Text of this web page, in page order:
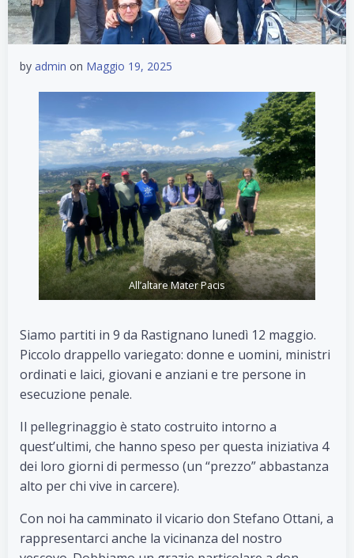
by admin on Maggio 19, 2025
All’altare Mater Pacis
Siamo partiti in 9 da Rastignano lunedì 12 maggio.
Piccolo drappello variegato: donne e uomini, ministri
ordinati e laici, giovani e anziani e tre persone in
esecuzione penale.
Il pellegrinaggio è stato costruito intorno a
quest’ultimi, che hanno speso per questa iniziativa 4
dei loro giorni di permesso (un “prezzo” abbastanza
alto per chi vive in carcere).
Con noi ha camminato il vicario don Stefano Ottani, a
rappresentarci anche la vicinanza del nostro